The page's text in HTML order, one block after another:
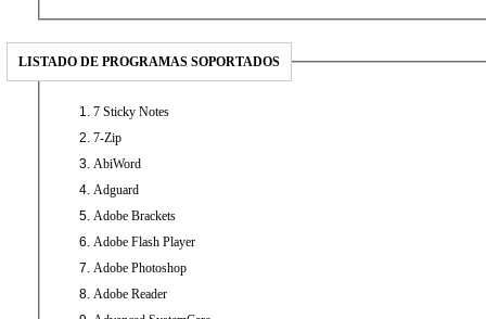
LISTADO DE PROGRAMAS SOPORTADOS
7 Sticky Notes
7-Zip
AbiWord
Adguard
Adobe Brackets
Adobe Flash Player
Adobe Photoshop
Adobe Reader